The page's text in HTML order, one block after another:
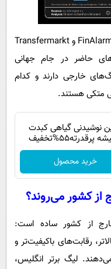
این اینفوگرافی که با استفاده از داده‌های FinAlarm و Transfermarkt
حاضر در جام جهانی
لیگ‌های خارجی دارند و کدام
متکی هستند.
نوشیدنی گیاهی کبدت
پرقدرته55%تخفیف
خرید محصول
از کشور می‌روند؟
از کشور ساده است:
رقابت‌های باکیفیت‌تر و
لیگ برتر انگلیس،